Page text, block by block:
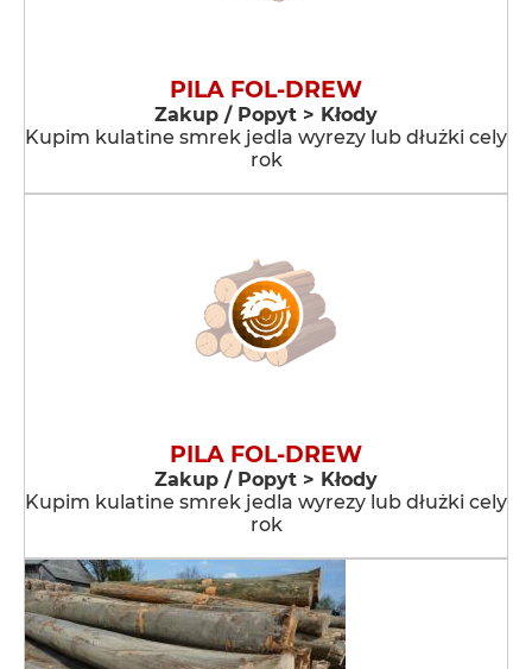
PILA FOL-DREW
Zakup / Popyt > Kłody
Kupim kulatine smrek jedla wyrezy lub dłużki cely
rok
PILA FOL-DREW
Zakup / Popyt > Kłody
Kupim kulatine smrek jedla wyrezy lub dłużki cely
rok